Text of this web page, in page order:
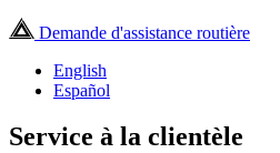
Demande d'assistance routière
English
Español
Service à la clientèle